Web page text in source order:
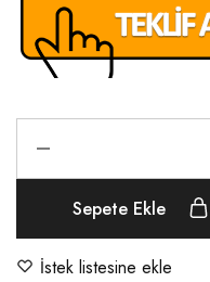
Sepete Ekle
İstek listesine ekle